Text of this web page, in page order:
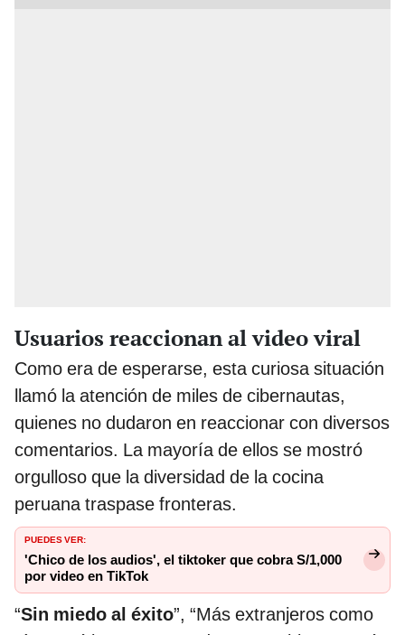
Usuarios reaccionan al video viral
Como era de esperarse, esta curiosa situación
llamó la atención de miles de cibernautas,
quienes no dudaron en reaccionar con diversos
comentarios. La mayoría de ellos se mostró
orgulloso que la diversidad de la cocina
peruana traspase fronteras.
PUEDES VER:
'Chico de los audios', el tiktoker que cobra S/1,000
por video en TikTok
“Sin miedo al éxito”, “Más extranjeros como